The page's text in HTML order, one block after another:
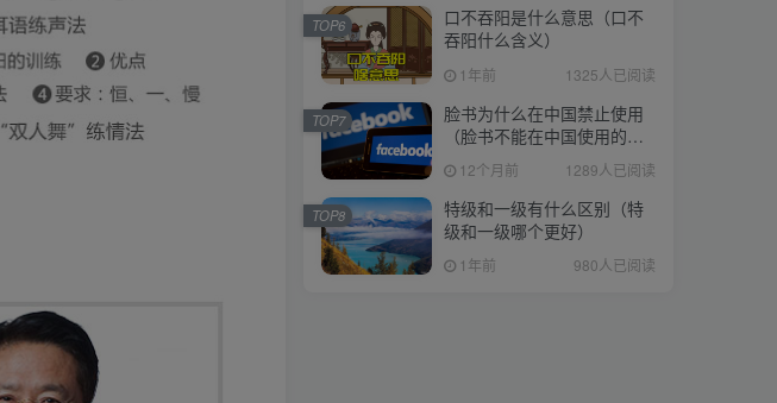
口不吞阳是什么意思（口不
吞阳什么含义）
1年前 1325人已阅读
TOP6
脸书为什么在中国禁止使用
（脸书不能在中国使用的原
12个月前 1289人已阅读
TOP7
特级和一级有什么区别（特
级和一级哪个更好）
1年前 980人已阅读
TOP8
口不吞阳是什么意思（口不
吞阳什么含义）
1年前 1325人已阅读
TOP6
脸书为什么在中国禁止使用
（脸书不能在中国使用的原
因）12个月前 1289人已阅读
TOP7
特级和一级有什么区别（特
级和一级哪个更好）
1年前 980人已阅读
TOP8